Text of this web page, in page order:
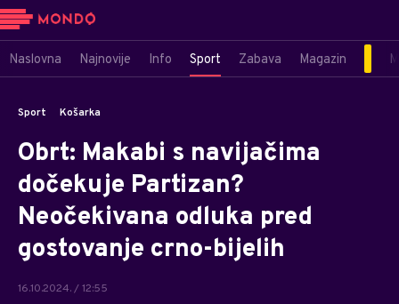
Naslovna Najnovije Info Sport Zabava Magazin
Sport Košarka
Obrt: Makabi s navijačima
dočekuje Partizan?
Neočekivana odluka pred
gostovanje crno-bijelih
16.10.2024. / 12:55